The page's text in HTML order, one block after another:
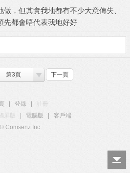
，但其實我地都有不少大意傳失、
先都會唔代表我地好好
第3頁 下一頁
登錄
觸屏版 電腦版
客戶端
© Comsenz Inc.